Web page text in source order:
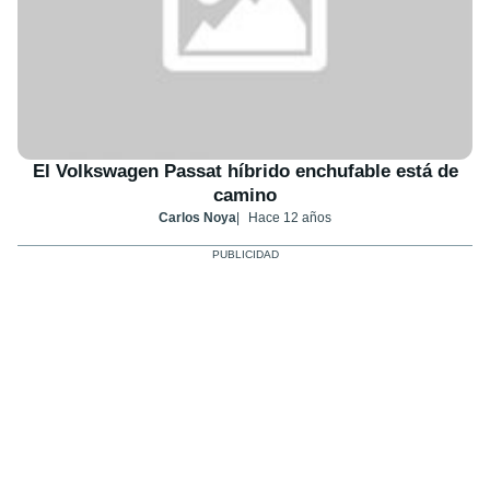
El Volkswagen Passat híbrido enchufable está de
camino
Carlos Noya Hace 12 años